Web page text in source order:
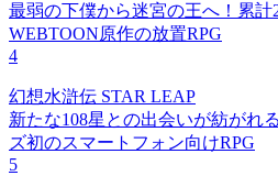
最弱の下僕から迷宮の王へ！累計
WEBTOON原作の放置RPG
4
幻想水滸伝 STAR LEAP
新たな108星との出会いが紡がれ
ズ初のスマートフォン向けRPG
5